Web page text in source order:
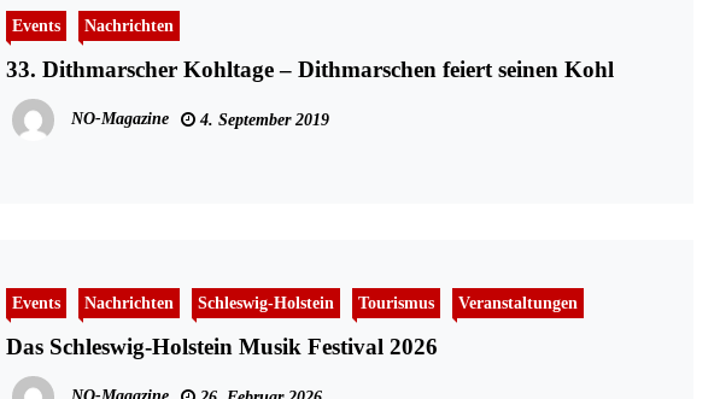
Events Nachrichten
33. Dithmarscher Kohltage – Dithmarschen feiert seinen Kohl
NO-Magazine 4. September 2019
Events Nachrichten Schleswig-Holstein Tourismus Veranstaltungen
Das Schleswig-Holstein Musik Festival 2026